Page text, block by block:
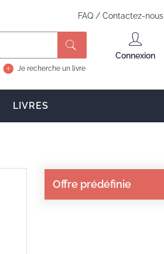
FAQ / Contactez-nous
Je recherche un livre
Connexion
LIVRES
Offre prédéfinie